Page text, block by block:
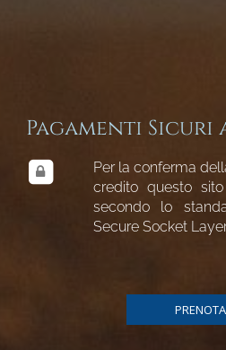
Pagamenti Sicuri
Per la conferma
credito questo
secondo lo
Secure Socket